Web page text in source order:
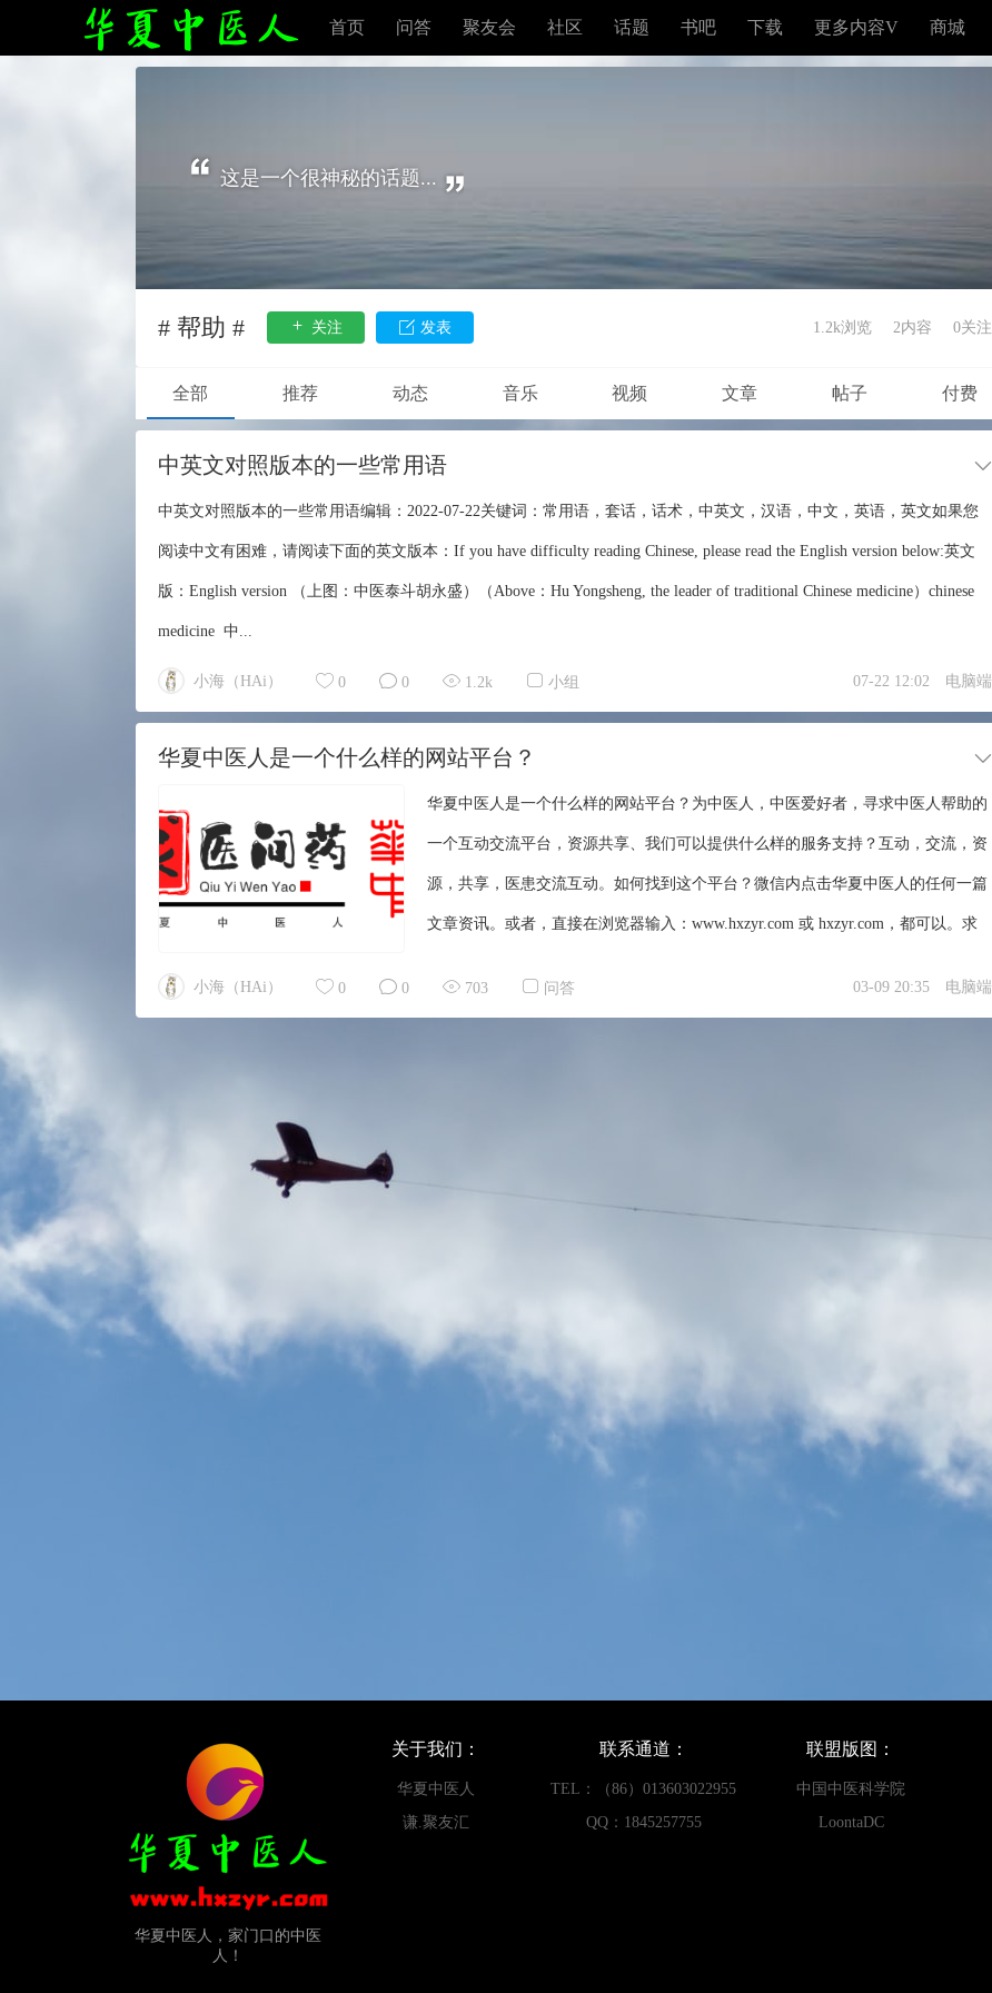
首页 问答 聚友会 社区 话题 书吧 下载 更多内容V 商城
这是一个很神秘的话题...
# 帮助 # 关注 发表 1.2k浏览 2内容 0关注
全部 推荐 动态 音乐 视频 文章 帖子 付费
中英文对照版本的一些常用语
中英文对照版本的一些常用语编辑：2022-07-22关键词：常用语，套话，话术，中英文，汉语，中文，英语，英文如果您
阅读中文有困难，请阅读下面的英文版本：If you have difficulty reading Chinese, please read the English version below:英文
版：English version （上图：中医泰斗胡永盛）（Above：Hu Yongsheng, the leader of traditional Chinese medicine）chinese
medicine 中...
小海（HAi） 0 0 1.2k 小组 07-22 12:02 电脑端
华夏中医人是一个什么样的网站平台？
华夏中医人是一个什么样的网站平台？为中医人，中医爱好者，寻求中医人帮助的
一个互动交流平台，资源共享、我们可以提供什么样的服务支持？互动，交流，资
源，共享，医患交流互动。如何找到这个平台？微信内点击华夏中医人的任何一篇
文章资讯。或者，直接在浏览器输入：www.hxzyr.com 或 hxzyr.com，都可以。求
小海（HAi） 0 0 703 问答 03-09 20:35 电脑端
华夏中医人，家门口的中医
人！
关于我们：
华夏中医人
谦.聚友汇
联系通道：
TEL：（86）013603022955
QQ：1845257755
联盟版图：
中国中医科学院
LoontaDC